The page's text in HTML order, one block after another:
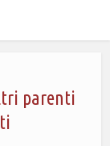
parenti